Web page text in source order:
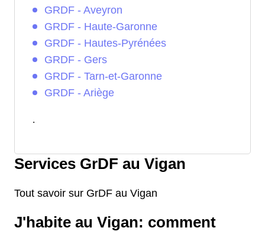
GRDF - Aveyron
GRDF - Haute-Garonne
GRDF - Hautes-Pyrénées
GRDF - Gers
GRDF - Tarn-et-Garonne
GRDF - Ariège
.
Services GrDF au Vigan
Tout savoir sur GrDF au Vigan
J'habite au Vigan: comment